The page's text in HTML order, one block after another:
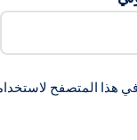
هذا المتصفح